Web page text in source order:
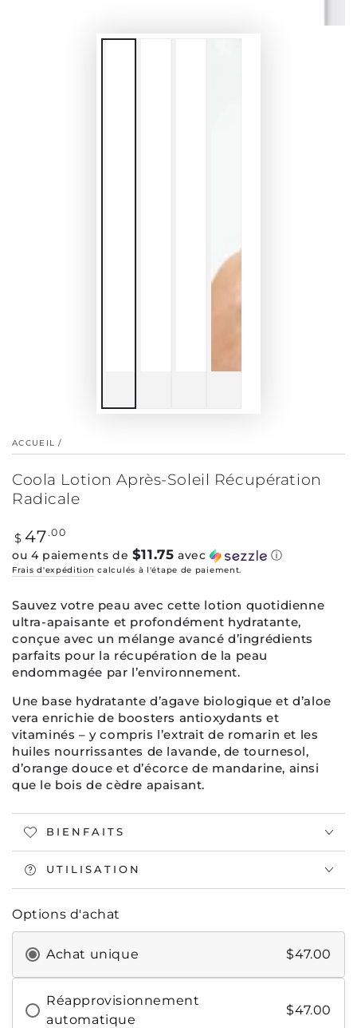
ACCUEIL /
Coola Lotion Après-Soleil Récupération
Radicale
Prix
normal
$ 47.00
ou 4 paiements de $11.75 avec ⓘ
Frais d'expédition calculés à l'étape de paiement.
Sauvez votre peau avec cette lotion quotidienne
ultra-apaisante et profondément hydratante,
conçue avec un mélange avancé d’ingrédients
parfaits pour la récupération de la peau
endommagée par l’environnement.
Une base hydratante d’agave biologique et d’aloe
vera enrichie de boosters antioxydants et
vitaminés – y compris l’extrait de romarin et les
huiles nourrissantes de lavande, de tournesol,
d’orange douce et d’écorce de mandarine, ainsi
que le bois de cèdre apaisant.
BIENFAITS
UTILISATION
Options d'achat
Achat unique $47.00
Réapprovisionnement
automatique
$47.00